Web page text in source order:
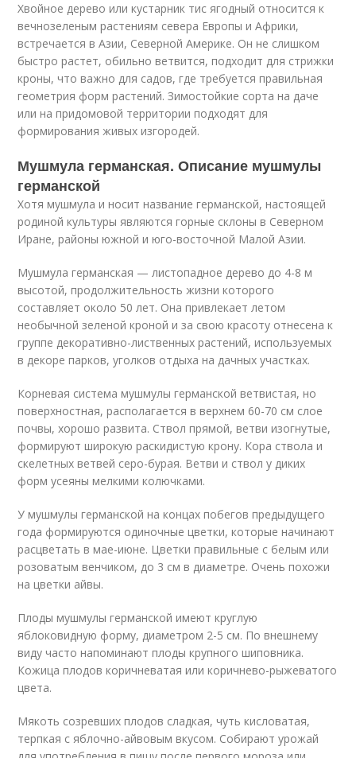
Хвойное дерево или кустарник тис ягодный относится к
вечнозеленым растениям севера Европы и Африки,
встречается в Азии, Северной Америке. Он не слишком
быстро растет, обильно ветвится, подходит для стрижки
кроны, что важно для садов, где требуется правильная
геометрия форм растений. Зимостойкие сорта на даче
или на придомовой территории подходят для
формирования живых изгородей.
Мушмула германская. Описание мушмулы
германской
Хотя мушмула и носит название германской, настоящей
родиной культуры являются горные склоны в Северном
Иране, районы южной и юго-восточной Малой Азии.
Мушмула германская — листопадное дерево до 4-8 м
высотой, продолжительность жизни которого
составляет около 50 лет. Она привлекает летом
необычной зеленой кроной и за свою красоту отнесена к
группе декоративно-лиственных растений, используемых
в декоре парков, уголков отдыха на дачных участках.
Корневая система мушмулы германской ветвистая, но
поверхностная, располагается в верхнем 60-70 см слое
почвы, хорошо развита. Ствол прямой, ветви изогнутые,
формируют широкую раскидистую крону. Кора ствола и
скелетных ветвей серо-бурая. Ветви и ствол у диких
форм усеяны мелкими колючками.
У мушмулы германской на концах побегов предыдущего
года формируются одиночные цветки, которые начинают
расцветать в мае-июне. Цветки правильные с белым или
розоватым венчиком, до 3 см в диаметре. Очень похожи
на цветки айвы.
Плоды мушмулы германской имеют круглую
яблоковидную форму, диаметром 2-5 см. По внешнему
виду часто напоминают плоды крупного шиповника.
Кожица плодов коричневатая или коричнево-рыжеватого
цвета.
Мякоть созревших плодов сладкая, чуть кисловатая,
терпкая с яблочно-айвовым вкусом. Собирают урожай